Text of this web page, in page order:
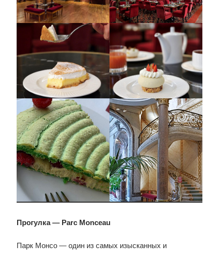
Прогулка — Parc Monceau
Парк Монсо — один из самых изысканных и